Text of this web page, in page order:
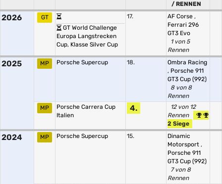
/ RENNEN
2026
GT
GT World Challenge
Europa Langstrecken
Cup, Klasse Silver Cup
17. AF Corse ,
Ferrari 296
GT3 Evo
1 von 5
Rennen
2025 MP Porsche Supercup 18.
Ombra Racing
, Porsche 911
GT3 Cup (992)
8 von 8
Rennen
MP
Porsche Carrera Cup
Italien
4.
12 von 12
Rennen
2 Siege
2024 MP Porsche Supercup 15.
Dinamic
Motorsport ,
Porsche 911
GT3 Cup (992)
7 von 8
Rennen